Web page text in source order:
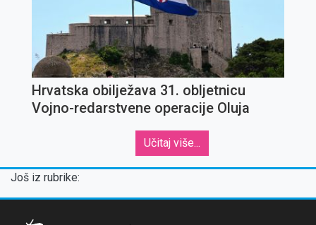
Hrvatska obilježava 31. obljetnicu
Vojno-redarstvene operacije Oluja
Učitaj više...
Još iz rubrike: